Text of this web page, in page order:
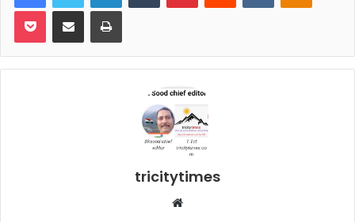
Pocket Share via Email Print
tricitytimes
Website